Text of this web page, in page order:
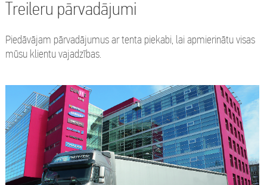
Treileru pārvadājumi
Piedāvājam pārvadājumus ar tenta piekabi, lai apmierinātu visas
mūsu klientu vajadzības.